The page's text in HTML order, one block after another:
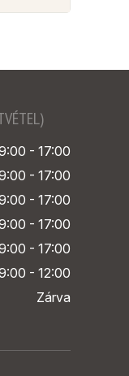
- 17:00
- 17:00
- 17:00
- 17:00
- 17:00
- 12:00
Zárva